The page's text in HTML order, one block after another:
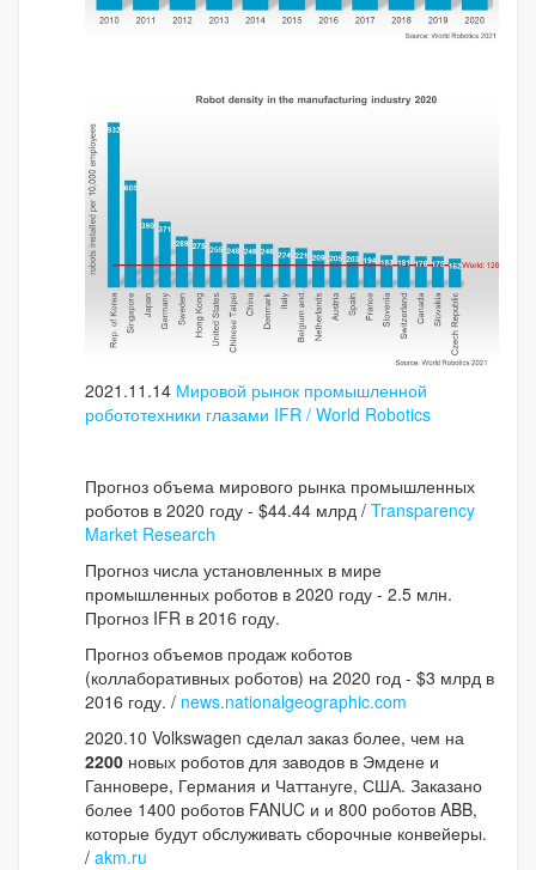
2021.11.14 Мировой рынок промышленной
робототехники глазами IFR / World Robotics
Прогноз объема мирового рынка промышленных
роботов в 2020 году - $44.44 млрд / Transparency
Market Research
Прогноз числа установленных в мире
промышленных роботов в 2020 году - 2.5 млн.
Прогноз IFR в 2016 году.
Прогноз объемов продаж коботов
(коллаборативных роботов) на 2020 год - $3 млрд в
2016 году. / news.nationalgeographic.com
2020.10 Volkswagen сделал заказ более, чем на
2200 новых роботов для заводов в Эмдене и
Ганновере, Германия и Чаттануге, США. Заказано
более 1400 роботов FANUC и и 800 роботов ABB,
которые будут обслуживать сборочные конвейеры.
/ akm.ru